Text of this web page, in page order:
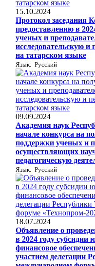
15.10.2024
Протокол заседания
предоставлению в
ученых и
исследовательскую и
на татарском языке
Язык: Русский
09.09.2024
Академия наук
начале конкурса на
поддержки ученых и
осуществляющих
педагогическую
Язык: Русский
18.07.2024
Объявление о
в 2024 году субсидии
финансовое
участием делегации